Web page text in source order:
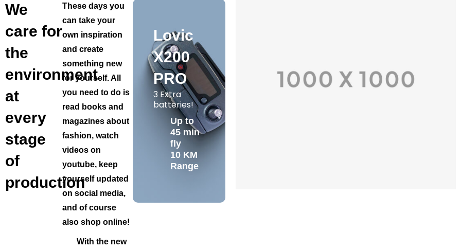
We
care for
the
environment
at
every
stage
of
production
These days you
can take your
own inspiration
and create
something new
for yourself. All
you need to do is
read books and
magazines about
fashion, watch
videos on
youtube, keep
yourself updated
on social media,
and of course
also shop online!
With the new
Lovic
X200
PRO
3 Extra
batteries!
Up to
45 min
fly
10 KM
Range